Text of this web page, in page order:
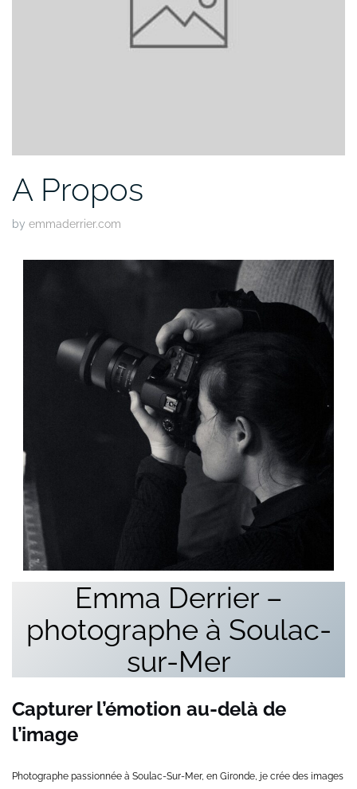
A Propos
by emmaderrier.com
Emma Derrier –
photographe à Soulac-
sur-Mer
Capturer l’émotion au-delà de
l’image
Photographe passionnée à Soulac-Sur-Mer, en Gironde, je crée des images